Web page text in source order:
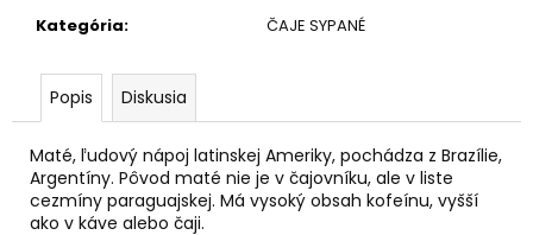
Kategória: ČAJE SYPANÉ
Popis Diskusia
Maté, ľudový nápoj latinskej Ameriky, pochádza z Brazílie,
Argentíny. Pôvod maté nie je v čajovníku, ale v liste
cezmíny paraguajskej. Má vysoký obsah kofeínu, vyšší
ako v káve alebo čaji.
d
ú
č
a
m